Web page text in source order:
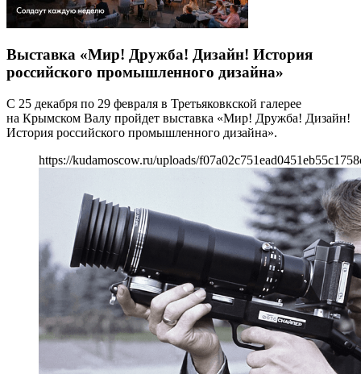
Выставка «Мир! Дружба! Дизайн! История
российского промышленного дизайна»
С 25 декабря по 29 февраля в Третьяковкской галерее
на Крымском Валу пройдет выставка «Мир! Дружба! Дизайн!
История российского промышленного дизайна».
https://kudamoscow.ru/uploads/